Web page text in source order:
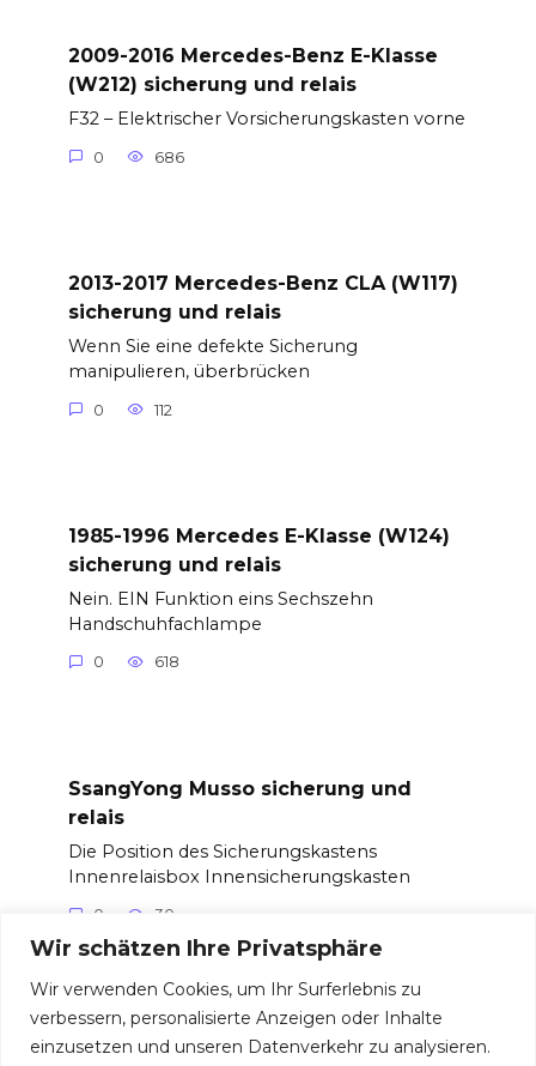
Wir schätzen Ihre Privatsphäre
Wir verwenden Cookies, um Ihr Surferlebnis zu
verbessern, personalisierte Anzeigen oder Inhalte
einzusetzen und unseren Datenverkehr zu analysieren.
2009-2016 Mercedes-Benz E-Klasse
(W212) sicherung und relais
F32 – Elektrischer Vorsicherungskasten vorne
0 686
2013-2017 Mercedes-Benz CLA (W117)
sicherung und relais
Wenn Sie eine defekte Sicherung
manipulieren, überbrücken
0 112
1985-1996 Mercedes E-Klasse (W124)
sicherung und relais
Nein. EIN Funktion eins Sechszehn
Handschuhfachlampe
0 618
SsangYong Musso sicherung und
relais
Die Position des Sicherungskastens
Innenrelaisbox Innensicherungskasten
0 30
© 2026 Sicherungen und Relais